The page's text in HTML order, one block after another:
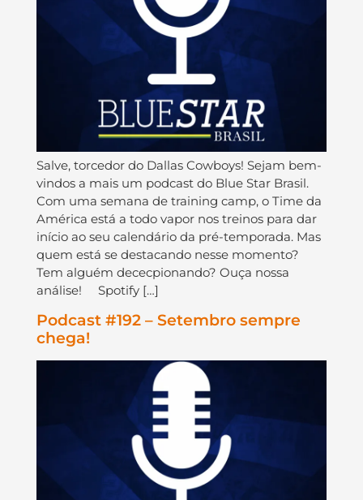
Salve, torcedor do Dallas Cowboys! Sejam bem-
vindos a mais um podcast do Blue Star Brasil.
Com uma semana de training camp, o Time da
América está a todo vapor nos treinos para dar
início ao seu calendário da pré-temporada. Mas
quem está se destacando nesse momento?
Tem alguém dececpionando? Ouça nossa
análise! Spotify […]
Podcast #192 – Setembro sempre
chega!